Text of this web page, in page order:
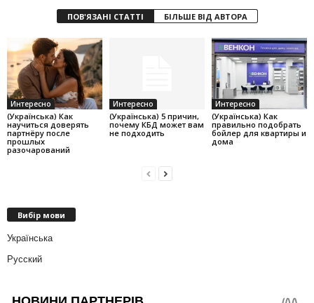
ПОВ'ЯЗАНІ СТАТТІ БІЛЬШЕ ВІД АВТОРА
Интересно
(Українська) Как
научиться доверять
партнёру после
прошлых
разочарований
Интересно
(Українська) 5 причин,
почему КБД может вам
не подходить
Интересно
(Українська) Как
правильно подобрать
бойлер для квартиры и
дома
Вибір мови
Українська
Русский